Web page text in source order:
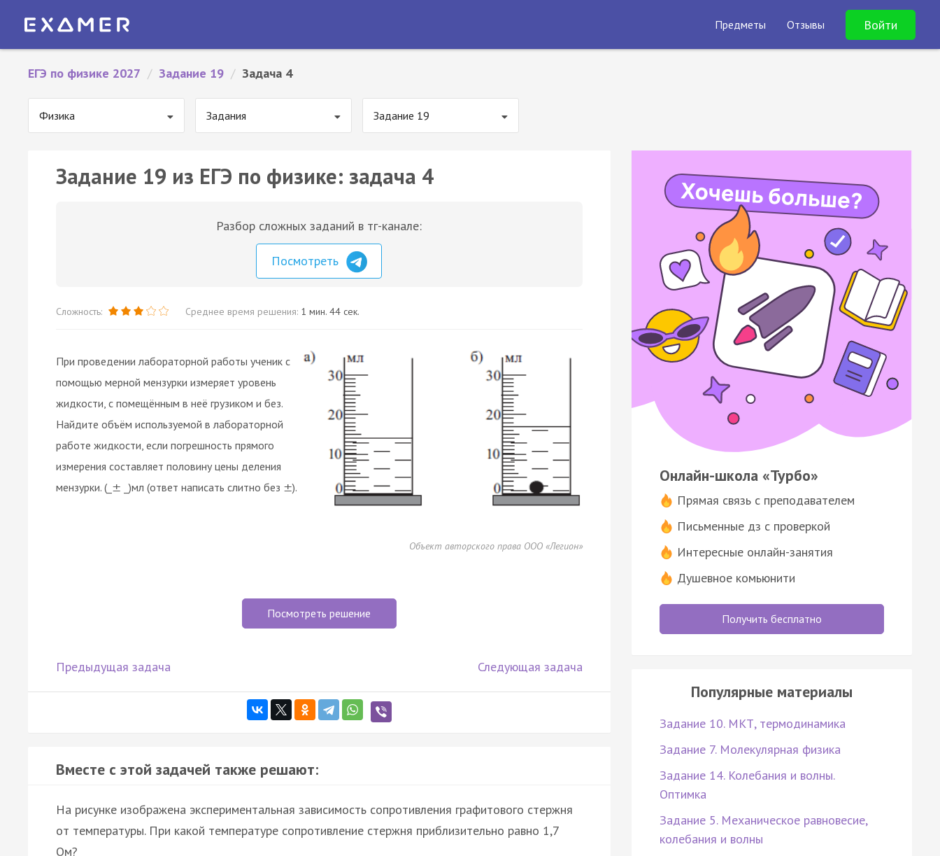
Предметы Отзывы Войти
ЕГЭ по физике 2027 / Задание 19 / Задача 4
Физика Задания Задание 19
Задание 19 из ЕГЭ по физике: задача 4
Разбор сложных заданий в тг-канале:
Посмотреть
Сложность: Среднее время решения: 1 мин. 44 сек.
При проведении лабораторной работы ученик с
помощью мерной мензурки измеряет уровень
жидкости, с помещённым в неё грузиком и без.
Найдите объём используемой в лабораторной
работе жидкости, если погрешность прямого
измерения составляет половину цены деления
мензурки. (_ ± _)мл (ответ написать слитно без ±).
Объект авторского права ООО «Легион»
Посмотреть решение
Предыдущая задача Следующая задача
Вместе с этой задачей также решают:
На рисунке изображена экспериментальная зависимость сопротивления графитового стержня
от температуры. При какой температуре сопротивление стержня приблизительно равно 1,7
Ом?
Онлайн-школа «Турбо»
Прямая связь с преподавателем
Письменные дз с проверкой
Интересные онлайн-занятия
Душевное комьюнити
Получить бесплатно
Популярные материалы
Задание 10. МКТ, термодинамика
Задание 7. Молекулярная физика
Задание 14. Колебания и волны.
Оптимка
Задание 5. Механическое равновесие,
колебания и волны